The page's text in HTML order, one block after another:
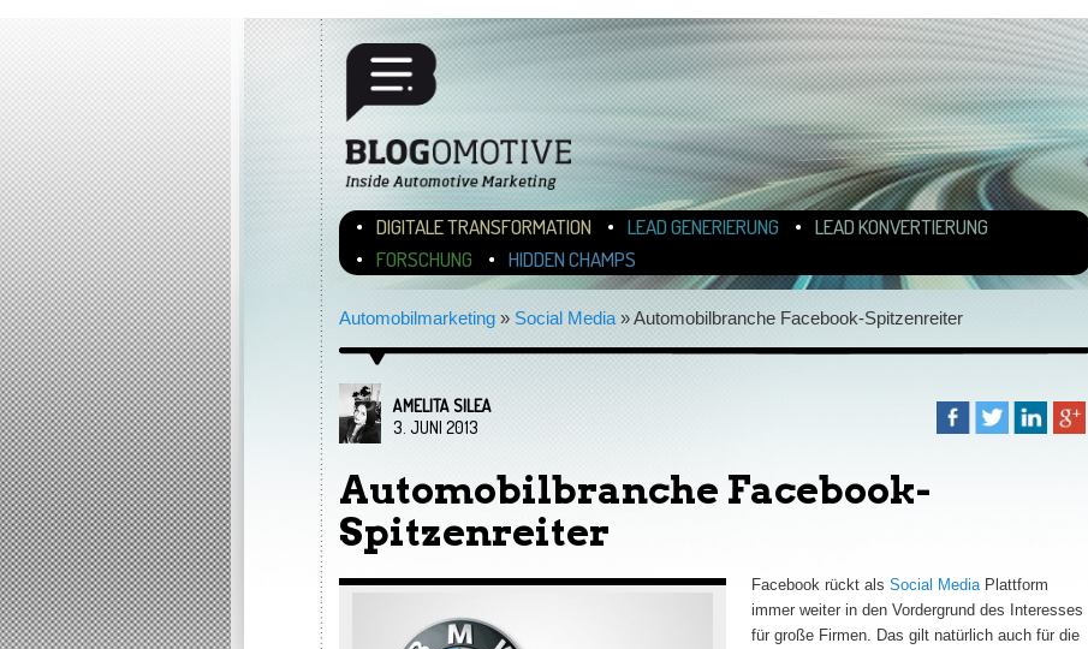
Hauptmenü
ZUM INHALT WECHSELN
ZUM SEKUNDÄREN INHALT WECHSELN
DIGITALE TRANSFORMATION LEAD GENERIERUNG
LEAD KONVERTIERUNG
FORSCHUNG
HIDDEN CHAMPS
Automobilmarketing» Social Media»Automobilbranche Facebook-Spitzenreiter
AMELITA SILEA
3. JUNI 2013
Automobilbranche Facebook-
Spitzenreiter
Facebook rückt als Social MediaPlattform
immer weiter in den Vordergrund des Interesses
für große Firmen. Das gilt natürlich auch für die